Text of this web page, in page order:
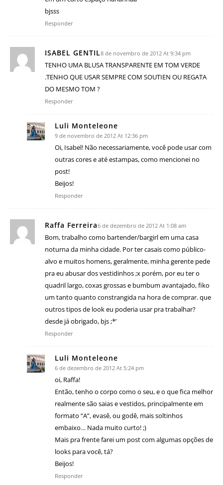
bjsss
Responder
ISABEL GENTIL8 de novembro de 2012 At 9:34 pm
TENHO UMA BLUSA TRANSPARENTE EM TOM VERDE
.TENHO QUE USAR SEMPRE COM SOUTIEN OU REGATA
DO MESMO TOM ?
Responder
Luli Monteleone
9 de novembro de 2012 At 12:36 pm
Oi, Isabel! Não necessariamente, você pode usar com
outras cores e até estampas, como mencionei no
post!
Beijos!
Responder
Raffa Ferreira6 de dezembro de 2012 At 1:08 am
Bom, trabalho como bartender/bargirl em uma casa
noturna da minha cidade. Por ter casais como público-
alvo e muitos homens, geralmente, minha gerente pede
pra eu abusar dos vestidinhos ;x porém, por eu ter o
quadril largo, coxas grossas e bumbum avantajado, fiko
um tanto quanto constrangida na hora de comprar. que
outros tipos de look eu poderia usar pra trabalhar?
desde já obrigado, bjs ;*’
Responder
Luli Monteleone
6 de dezembro de 2012 At 5:24 pm
oi, Raffa!
Então, tenho o corpo como o seu, e o que fica melhor
realmente são saias e vestidos, principalmente em
formato “A”, evasê, ou godê, mais soltinhos
embaixo… Nada muito curto! ;)
Mais pra frente farei um post com algumas opções de
looks para você, tá?
Beijos!
Responder